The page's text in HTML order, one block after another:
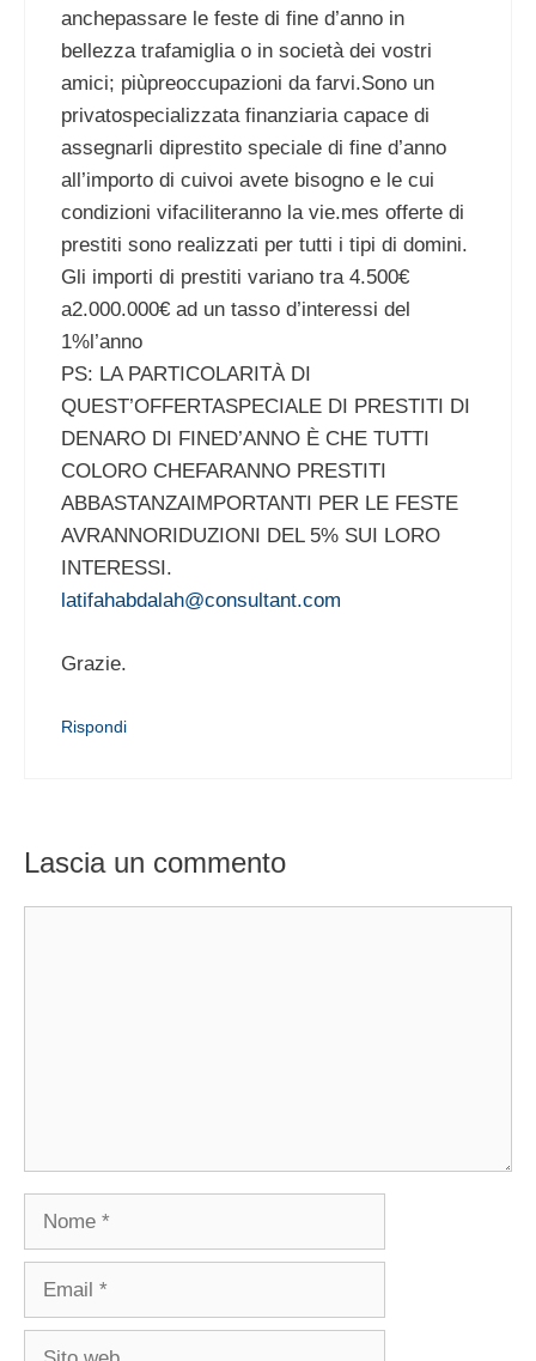
anchepassare le feste di fine d’anno in
bellezza trafamiglia o in società dei vostri
amici; piùpreoccupazioni da farvi.Sono un
privatospecializzata finanziaria capace di
assegnarli diprestito speciale di fine d’anno
all’importo di cuivoi avete bisogno e le cui
condizioni vifaciliteranno la vie.mes offerte di
prestiti sono realizzati per tutti i tipi di domini.
Gli importi di prestiti variano tra 4.500€
a2.000.000€ ad un tasso d’interessi del
1%l’anno
PS: LA PARTICOLARITÀ DI
QUEST’OFFERTASPECIALE DI PRESTITI DI
DENARO DI FINED’ANNO È CHE TUTTI
COLORO CHEFARANNO PRESTITI
ABBASTANZAIMPORTANTI PER LE FESTE
AVRANNORIDUZIONI DEL 5% SUI LORO
INTERESSI.
latifahabdalah@consultant.com
Grazie.
Rispondi
Lascia un commento
Nome
Email
Sito